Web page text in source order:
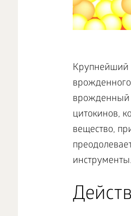
Крупнейший
врожденный
цитокинов,
вещество,
инструменты.